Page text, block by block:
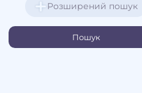
Розширений пошук